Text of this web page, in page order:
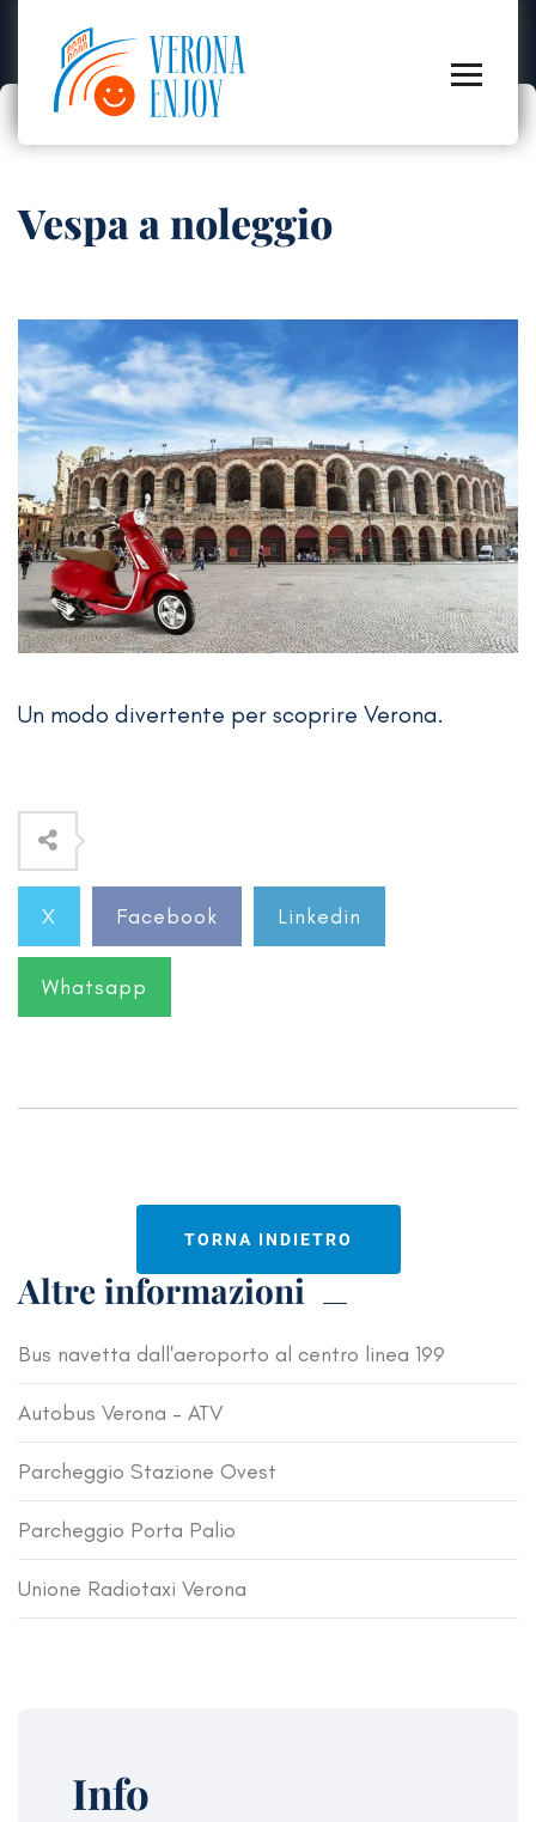
Vespa a noleggio
Un modo divertente per scoprire Verona.
X Facebook Linkedin
Whatsapp
TORNA INDIETRO
Altre informazioni
Bus navetta dall'aeroporto al centro linea 199
Autobus Verona – ATV
Parcheggio Stazione Ovest
Parcheggio Porta Palio
Unione Radiotaxi Verona
Info